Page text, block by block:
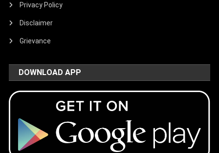
Privacy Policy
Disclaimer
Grievance
DOWNLOAD APP